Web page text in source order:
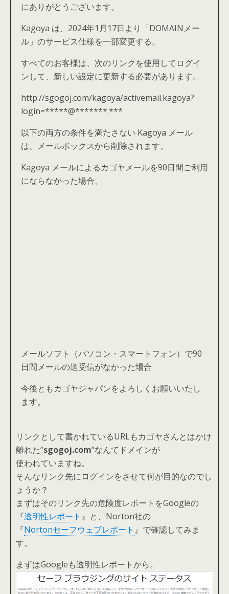
にありがとうございます。
Kagoya は、2024年1月17日より「DOMAINメー
ル」のサービス仕様を一部変更する。
すべてのお客様は、次のリンクを使用してログイ
ンして、新しい設定に更新する必要があります。
http://sgogoj.com/kagoya/activemail.kagoya?
login=*****@*******.***
以下の両方の条件を満たさない Kagoya メール
は、メールボックスから削除されます。
Kagoya メールによるカゴヤメールを90日間ご利用
にならなかった場合、
メールソフト（パソコン・スマートフォン）で90
日間メールの送受信がなかった場合
今後ともカゴヤジャパンをよろしくお願いいたし
ます。
リンクとして書かれているURLもカゴヤさんとはかけ
離れた”sgogoj.com”なんてドメインが
使われていますね。
そんなリンク先にログインをさせて何が目的なのでし
ょうか？
まずはそのリンク先の危険度レポートをGoogleの
『透明性レポート 』と、Norton社の
『Nortonセーフウェブレポート 』で確認してみま
す。
まずはGoogleも透明性レポートから。